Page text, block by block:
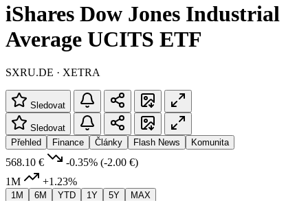
iShares Dow Jones Industrial
Average UCITS ETF
SXRU.DE · XETRA
Sledovat
Sledovat
Přehled
Finance Články Flash News Komunita
568.10 € -0.35% (-2.00 €)
1M
+1.23%
1M 6M YTD 1Y 5Y MAX